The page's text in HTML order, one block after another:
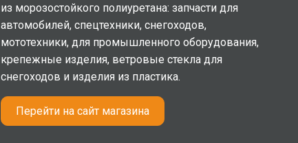
из морозостойкого полиуретана: запчасти для
автомобилей, спецтехники, снегоходов,
мототехники, для промышленного оборудования,
крепежные изделия, ветровые стекла для
снегоходов и изделия из пластика.
Перейти на сайт магазина